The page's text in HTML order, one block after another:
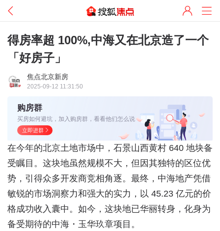
得房率超 100%,中海又在北京造了一个
「好房子」
焦点北京新房
2025-09-12 11:31:50
购房群
买房如何避坑，加入购房群，看看他们怎么说
立即进群
在今年的北京土地市场中，石景山西黄村 640 地块备
受瞩目。这块地虽然规模不大，但因其独特的区位优
势，引得众多开发商竞相角逐。最终，中海地产凭借
敏锐的市场洞察力和强大的实力，以 45.23 亿元的价
格成功收入囊中。如今，这块地已华丽转身，化身为
备受期待的中海・玉华玖章项目。